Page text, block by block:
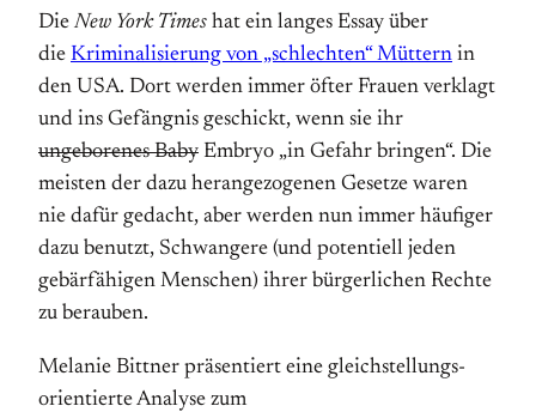
Die New York Times hat ein langes Essay über
die Kriminalisierung von „schlechten“ Müttern in
den USA. Dort werden immer öfter Frauen verklagt
und ins Gefängnis geschickt, wenn sie ihr
ungeborenes Baby Embryo „in Gefahr bringen“. Die
meisten der dazu heran­gezogenen Gesetze waren
nie dafür gedacht, aber werden nun immer häufiger
dazu benutzt, Schwangere (und potentiell jeden
gebär­fähigen Menschen) ihrer bürger­lichen Rechte
zu berauben.
Melanie Bittner präsentiert eine gleich­stellungs­
orientierte Analyse zum